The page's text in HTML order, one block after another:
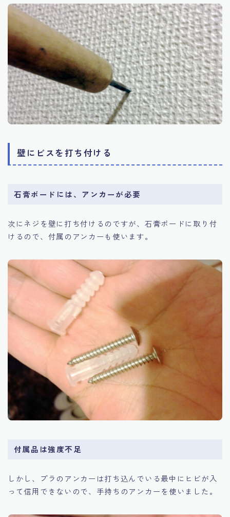
壁にビスを打ち付ける
石膏ボードには、アンカーが必要
次にネジを壁に打ち付けるのですが、石膏ボードに取り付
けるので、付属のアンカーも使います。
付属品は強度不足
しかし、プラのアンカーは打ち込んでいる最中にヒビが入
って信用できないので、手持ちのアンカーを使いました。